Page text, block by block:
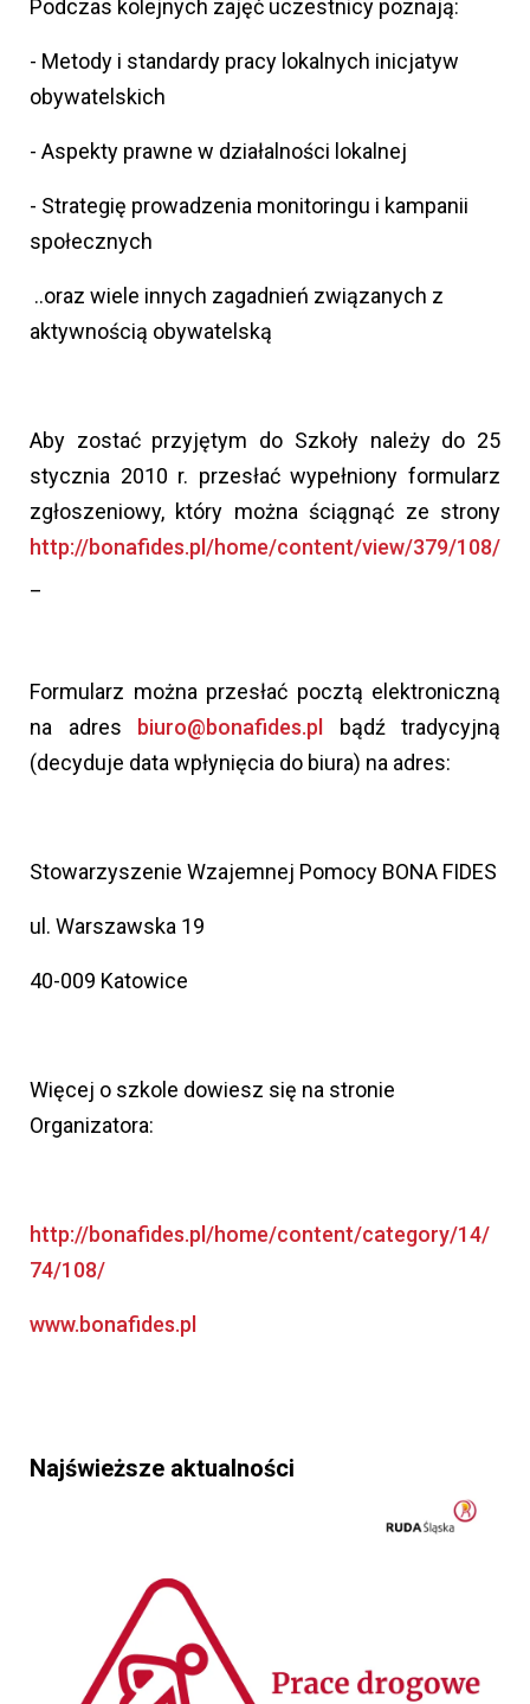
Podczas kolejnych zajęć uczestnicy poznają:
- Metody i standardy pracy lokalnych inicjatyw
obywatelskich
- Aspekty prawne w działalności lokalnej
- Strategię prowadzenia monitoringu i kampanii
społecznych
..oraz wiele innych zagadnień związanych z
aktywnością obywatelską
Aby zostać przyjętym do Szkoły należy do 25
stycznia 2010 r. przesłać wypełniony formularz
zgłoszeniowy, który można ściągnąć ze strony
http://bonafides.pl/home/content/view/379/108/
Formularz można przesłać pocztą elektroniczną
na adres
biuro@bonafides.pl
bądź tradycyjną
(decyduje data wpłynięcia do biura) na adres:
Stowarzyszenie Wzajemnej Pomocy BONA FIDES
ul. Warszawska 19
40-009 Katowice
Więcej o szkole dowiesz się na stronie
Organizatora:
http://bonafides.pl/home/content/category/14/
74/108/
www.bonafides.pl
Najświeższe aktualności